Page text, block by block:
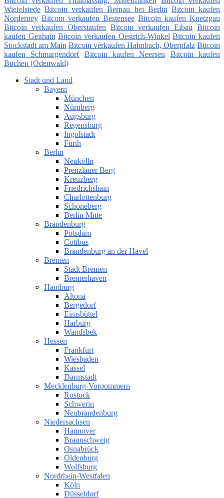
Wiefelstede Bitcoin verkaufen Bernau bei Berlin Bitcoin kaufen
Norderney Bitcoin verkaufen Bestensee Bitcoin kaufen Knetzgau
Bitcoin verkaufen Oberstaufen Bitcoin verkaufen Eibau Bitcoin
kaufen Geithain Bitcoin verkaufen Oestrich-Winkel Bitcoin kaufen
Stockstadt am Main Bitcoin verkaufen Hahnbach, Oberpfalz Bitcoin
kaufen Schmargendorf
Bitcoin kaufen Neersen
Bitcoin kaufen
Buchen (Odenwald)
Stadt und Land
Bayern
München
Nürnberg
Augsburg
Regensburg
Ingolstadt
Fürth
Berlin
Neukölln
Prenzlauer Berg
Kreuzberg
Friedrichshain
Charlottenburg
Schöneberg
Berlin Mitte
Brandenburg
Potsdam
Cottbus
Brandenburg an der Havel
Bremen
Stadt Bremen
Bremerhaven
Hamburg
Altona
Bergedorf
Eimsbüttel
Harburg
Wandsbek
Hessen
Frankfurt
Wiesbaden
Kassel
Darmstadt
Mecklenburg-Vorpommern
Rostock
Schwerin
Neubrandenburg
Niedersachsen
Hannover
Braunschweig
Osnabrück
Oldenburg
Wolfsburg
Nordrhein-Westfalen
Köln
Düsseldorf